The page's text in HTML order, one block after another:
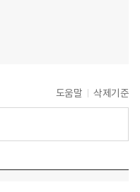
도움말 삭제기준